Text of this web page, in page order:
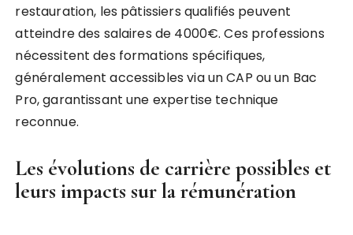
restauration, les pâtissiers qualifiés peuvent
atteindre des salaires de 4000€. Ces professions
nécessitent des formations spécifiques,
généralement accessibles via un CAP ou un Bac
Pro, garantissant une expertise technique
reconnue.
Les évolutions de carrière possibles et
leurs impacts sur la rémunération